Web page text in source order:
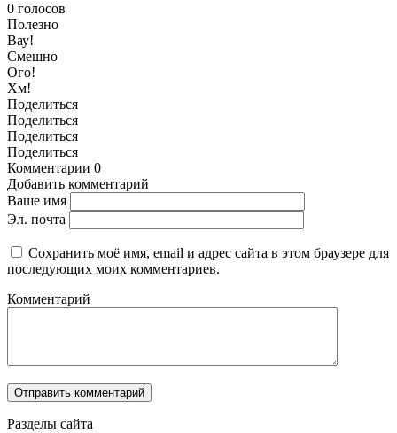
0 голосов
Полезно
Вау!
Смешно
Ого!
Хм!
Поделиться
Поделиться
Поделиться
Поделиться
Комментарии 0
Добавить комментарий
Ваше имя
Эл. почта
Сохранить моё имя, email и адрес сайта в этом браузере для
последующих моих комментариев.
Комментарий
Разделы сайта